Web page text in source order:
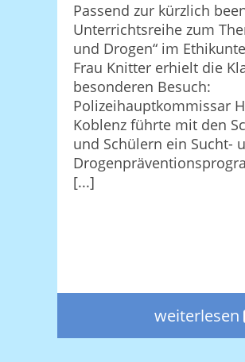
Passend zur kürzlich
Unterrichtsreihe zum
und Drogen“ im
Frau Knitter erhielt die
besonderen Besuch:
Polizeihauptkommissar
Koblenz führte mit den
und Schülern ein Sucht-
[...]
weiterlesen